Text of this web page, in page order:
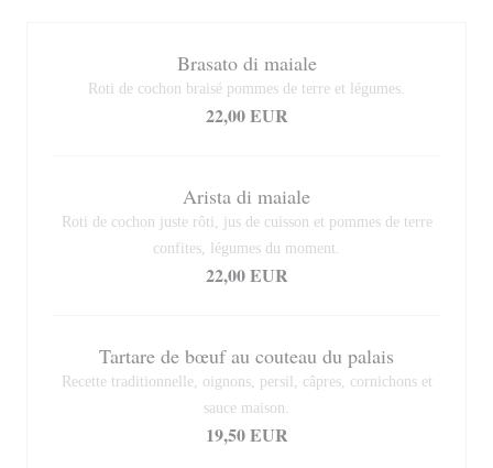
Brasato di maiale
Roti de cochon braisé pommes de terre et légumes.
22,00 EUR
Arista di maiale
Roti de cochon juste rôti, jus de cuisson et pommes de terre
confites, légumes du moment.
22,00 EUR
Tartare de bœuf au couteau du palais
Recette traditionnelle, oignons, persil, câpres, cornichons et
sauce maison.
19,50 EUR